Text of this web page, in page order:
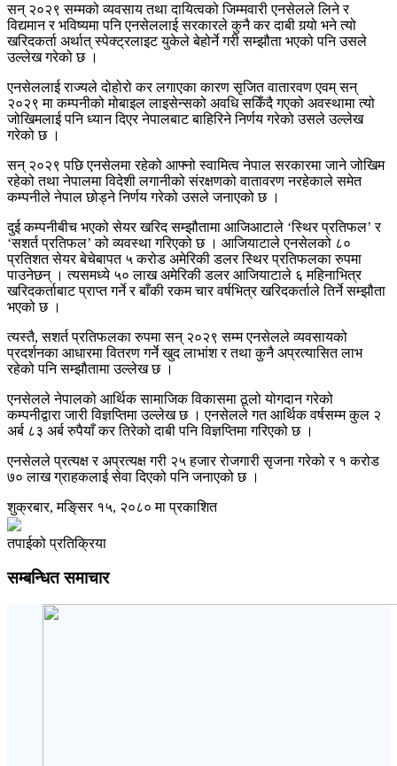
सन् २०२९ सम्मको व्यवसाय तथा दायित्वको जिम्मवारी एनसेलले लिने र
विद्यमान र भविष्यमा पनि एनसेललाई सरकारले कुनै कर दाबी गर्‍यो भने त्यो
खरिदकर्ता अर्थात् स्पेक्ट्रलाइट युकेले बेहोर्ने गरी सम्झौता भएको पनि उसले
उल्लेख गरेको छ ।
एनसेललाई राज्यले दोहोरो कर लगाएका कारण सृजित वातारवण एवम् सन्
२०२९ मा कम्पनीको मोबाइल लाइसेन्सको अवधि सकिँदै गएको अवस्थामा त्यो
जोखिमलाई पनि ध्यान दिएर नेपालबाट बाहिरिने निर्णय गरेको उसले उल्लेख
गरेको छ ।
सन् २०२९ पछि एनसेलमा रहेको आफ्नो स्वामित्व नेपाल सरकारमा जाने जोखिम
रहेको तथा नेपालमा विदेशी लगानीको संरक्षणको वातावरण नरहेकाले समेत
कम्पनीले नेपाल छोड्ने निर्णय गरेको उसले जनाएको छ ।
दुई कम्पनीबीच भएको सेयर खरिद सम्झौतामा आजिआटाले ‘स्थिर प्रतिफल’ र
‘सशर्त प्रतिफल’ को व्यवस्था गरिएको छ । आजियाटाले एनसेलको ८०
प्रतिशत सेयर बेचेबापत ५ करोड अमेरिकी डलर स्थिर प्रतिफलका रुपमा
पाउनेछन् । त्यसमध्ये ५० लाख अमेरिकी डलर आजियाटाले ६ महिनाभित्र
खरिदकर्ताबाट प्राप्त गर्ने र बाँकी रकम चार वर्षभित्र खरिदकर्ताले तिर्ने सम्झौता
भएको छ ।
त्यस्तै, सशर्त प्रतिफलका रुपमा सन् २०२९ सम्म एनसेलले व्यवसायको
प्रदर्शनका आधारमा वितरण गर्ने खुद लाभांश र तथा कुनै अप्रत्यासित लाभ
रहेको पनि सम्झौतामा उल्लेख छ ।
एनसेलले नेपालको आर्थिक सामाजिक विकासमा ठूलो योगदान गरेको
कम्पनीद्वारा जारी विज्ञप्तिमा उल्लेख छ । एनसेलले गत आर्थिक वर्षसम्म कुल २
अर्ब ८३ अर्ब रुपैयाँ कर तिरेको दाबी पनि विज्ञप्तिमा गरिएको छ ।
एनसेलले प्रत्यक्ष र अप्रत्यक्ष गरी २५ हजार रोजगारी सृजना गरेको र १ करोड
७० लाख ग्राहकलाई सेवा दिएको पनि जनाएको छ ।
शुक्रबार, मङि्सर १५, २०८० मा प्रकाशित
तपाईको प्रतिक्रिया
सम्बन्धित समाचार